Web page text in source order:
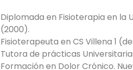
Diplomada en Fisioterapia en la
(2000).
Fisioterapeuta en CS Villena 1
Tutora de prácticas
Formación en Dolor Crónico.